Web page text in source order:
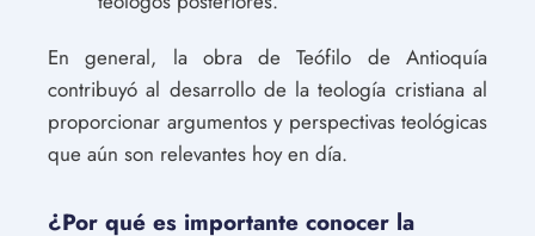
En general, la obra de Teófilo de Antioquía
contribuyó al desarrollo de la teología cristiana al
proporcionar argumentos y perspectivas teológicas
que aún son relevantes hoy en día.
¿Por qué es importante conocer la